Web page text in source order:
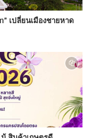
เปลี่ยนเมืองชายหาด